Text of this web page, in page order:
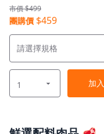
市價 $499
團購價 $459
加入